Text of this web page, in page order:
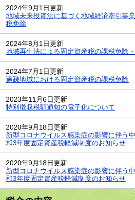
2024年9月1日更新
地域未来投資法に基づく地域経済牽引事
税免除
2024年8月1日更新
地域再生法による固定資産税の課税免除
2024年7月1日更新
過疎地域における固定資産税の課税免除
2023年11月6日更新
特別徴収税額通知の電子化について
2020年9月18日更新
新型コロナウイルス感染症の影響に伴う
和3年度固定資産税軽減制度のお知らせ
2020年9月18日更新
新型コロナウイルス感染症の影響に伴う
和3年度固定資産税軽減制度のお知らせ